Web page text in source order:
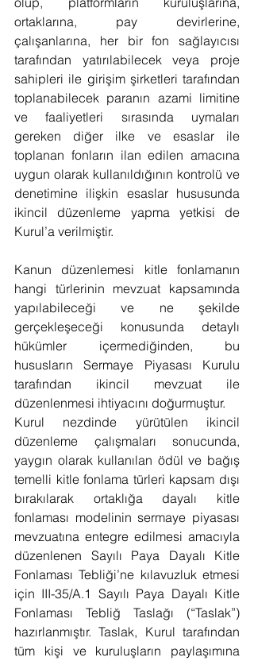
ortaklarına, pay devirlerine,
çalışanlarına, her bir fon sağlayıcısı
tarafından yatırılabilecek veya proje
sahipleri ile girişim şirketleri tarafından
toplanabilecek paranın azami limitine
ve faaliyetleri sırasında uymaları
gereken diğer ilke ve esaslar ile
toplanan fonların ilan edilen amacına
uygun olarak kullanıldığının kontrolü ve
denetimine ilişkin esaslar hususunda
ikincil düzenleme yapma yetkisi de
Kurul’a verilmiştir.
Kanun düzenlemesi kitle fonlamanın
hangi türlerinin mevzuat kapsamında
yapılabileceği ve ne şekilde
gerçekleşeceği konusunda detaylı
hükümler içermediğinden, bu
hususların Sermaye Piyasası Kurulu
tarafından ikincil mevzuat ile
düzenlenmesi ihtiyacını doğurmuştur.
Kurul nezdinde yürütülen ikincil
düzenleme çalışmaları sonucunda,
yaygın olarak kullanılan ödül ve bağış
temelli kitle fonlama türleri kapsam dışı
bırakılarak ortaklığa dayalı kitle
fonlaması modelinin sermaye piyasası
mevzuatına entegre edilmesi amacıyla
düzenlenen Sayılı Paya Dayalı Kitle
Fonlaması Tebliği’ne kılavuzluk etmesi
için III-35/A.1 Sayılı Paya Dayalı Kitle
Fonlaması Tebliğ Taslağı (“Taslak”)
hazırlanmıştır. Taslak, Kurul tarafından
tüm kişi ve kuruluşların paylaşımına